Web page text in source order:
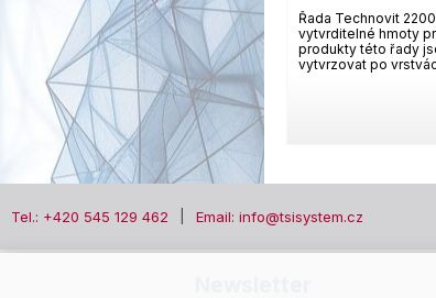
Řada Technovit
vytvrditelné hmoty
produkty této řady
vytvrzovat po
Tel.: +420 545 129 462 Email: info@tsisystem.cz